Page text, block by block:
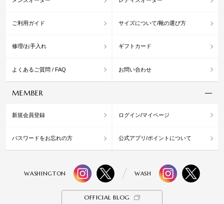
ご利用ガイド サイズについて/靴の選び方
修理/お手入れ ギフトカード
よくあるご質問 / FAQ お問い合わせ
MEMBER
新規会員登録 ログイン/マイページ
パスワードをお忘れの方 公式アプリ/ポイントについて
WASHINGTON WASH
OFFICIAL BLOG